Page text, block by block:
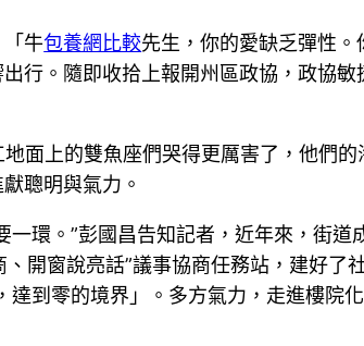
「牛包養網比較先生，你的愛缺乏彈性
行。隨即收拾上報開州區政協，政協
面上的雙魚座們哭得更厲害了，他們
聰明與氣力。
環。”彭國昌告知記者，近年來，街道
開窗說亮話”議事協商任務站，建好了
到零的境界」。多方氣力，走進樓院